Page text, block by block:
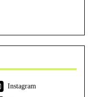
Instagram